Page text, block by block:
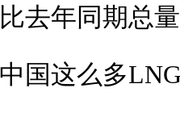
去年同期总
国这么多